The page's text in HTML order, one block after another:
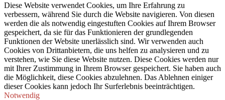
Diese Website verwendet Cookies, um Ihre Erfahrung zu
verbessern, während Sie durch die Website navigieren. Von diesen
werden die als notwendig eingestuften Cookies auf Ihrem Browser
gespeichert, da sie für das Funktionieren der grundlegenden
Funktionen der Website unerlässlich sind. Wir verwenden auch
Cookies von Drittanbietern, die uns helfen zu analysieren und zu
verstehen, wie Sie diese Website nutzen. Diese Cookies werden nur
mit Ihrer Zustimmung in Ihrem Browser gespeichert. Sie haben auch
die Möglichkeit, diese Cookies abzulehnen. Das Ablehnen einiger
dieser Cookies kann jedoch Ihr Surferlebnis beeinträchtigen.
Notwendig